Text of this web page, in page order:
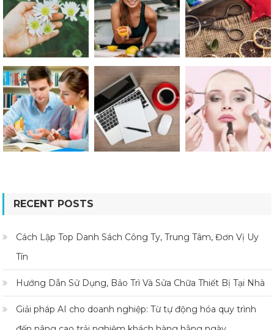
RECENT POSTS
Cách Lập Top Danh Sách Công Ty, Trung Tâm, Đơn Vị Uy
Tín
Hướng Dẫn Sử Dụng, Bảo Trì Và Sửa Chữa Thiết Bị Tại Nhà
Giải pháp AI cho doanh nghiệp: Từ tự động hóa quy trình